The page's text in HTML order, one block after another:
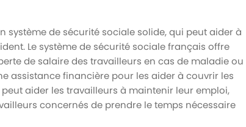
système de sécurité sociale solide, qui peut aider à
Le système de sécurité sociale français offre
de salaire des travailleurs en cas de maladie ou
assistance financière pour les aider à couvrir les
aider les travailleurs à maintenir leur emploi,
concernés de prendre le temps nécessaire